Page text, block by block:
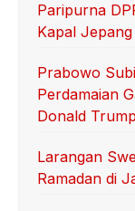
Paripurna
Kapal
Prabowo
Perdamaian
Donald Trump
Larangan
Ramadan di